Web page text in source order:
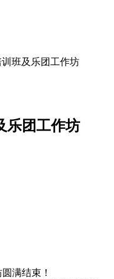
训班及乐团工作坊
乐团工作坊
满结束！